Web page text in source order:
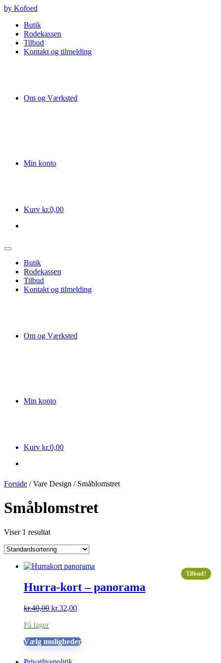
Videre
indhold
by Kofoed
Butik
Rodekassen
Tilbud
Kontakt og tilmelding
Om og Værksted
Min konto
Kurv kr.0,00
Butik
Rodekassen
Tilbud
Kontakt og tilmelding
Om og Værksted
Min konto
Kurv kr.0,00
Forside / Vare Design / Småblomstret
Småblomstret
Viser 1 resultat
Tilbud!
Hurra-kort – panorama
kr.40,00 Den
kr.40,00.
kr.32,00Den
kr.32,00.
På lager
Vælg mulighederDette